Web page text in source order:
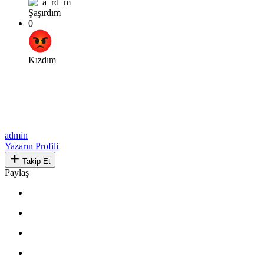
Şaşırdım
0
Kızdım
admin
Yazarın Profili
Takip Et
Paylaş